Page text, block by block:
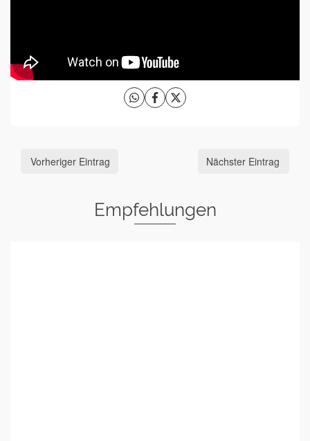
Vorheriger Eintrag Nächster Eintrag
Empfehlungen